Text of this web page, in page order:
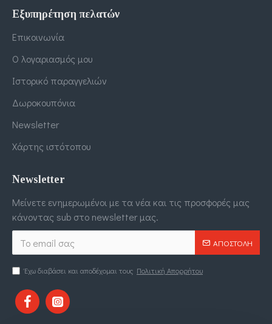
Εξυπηρέτηση πελατών
Επικοινωνία
Ο λογαριασμός μου
Ιστορικό παραγγελιών
Δωροκουπόνια
Newsletter
Χάρτης ιστότοπου
Newsletter
Μείνετε ενημερωμένοι με τα νέα και τις προσφορές μας
κάνοντας sub στο newsletter μας.
ΑΠΟΣΤΟΛΉ
Έχω διαβάσει και αποδέχομαι τους Πολιτική Απορρήτου